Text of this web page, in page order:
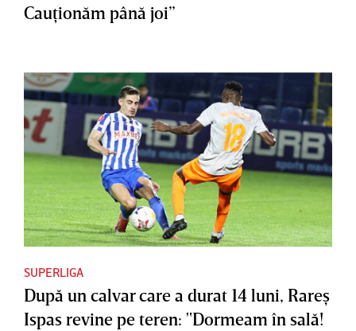
Cauţionăm până joi”
SUPERLIGA
După un calvar care a durat 14 luni, Rareş
Ispas revine pe teren: "Dormeam în sală!